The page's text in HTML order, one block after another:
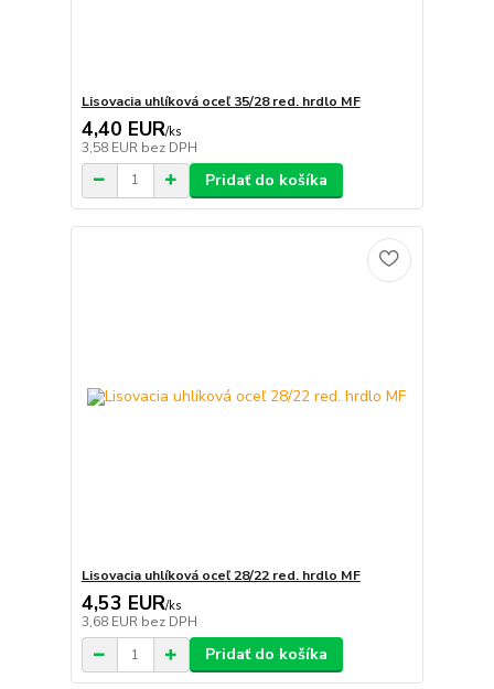
Lisovacia uhlíková oceľ 35/28 red. hrdlo MF
4,40 EUR/ks
3,58 EUR bez DPH
Pridať do košíka
Lisovacia uhlíková oceľ 28/22 red. hrdlo MF
4,53 EUR/ks
3,68 EUR bez DPH
Pridať do košíka